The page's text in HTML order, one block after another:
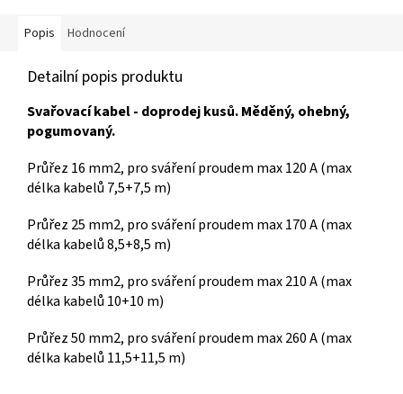
Popis Hodnocení
Detailní popis produktu
Svařovací kabel - doprodej kusů. Měděný, ohebný,
pogumovaný.
Průřez 16 mm2, pro sváření proudem max 120 A (max
délka kabelů 7,5+7,5 m)
Průřez 25 mm2, pro sváření proudem max 170 A (max
délka kabelů 8,5+8,5 m)
Průřez 35 mm2, pro sváření proudem max 210 A (max
délka kabelů 10+10 m)
Průřez 50 mm2, pro sváření proudem max 260 A (max
délka kabelů 11,5+11,5 m)